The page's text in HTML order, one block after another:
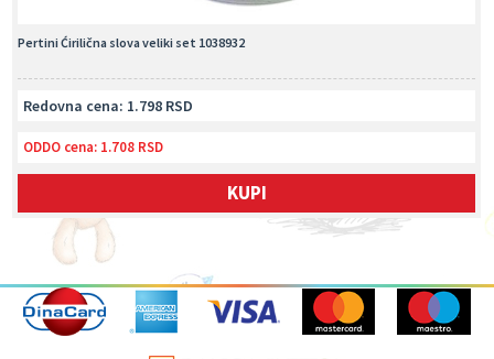
Pertini Ćirilična slova veliki set 1038932
Redovna cena: 1.798 RSD
ODDO cena: 1.708 RSD
KUPI